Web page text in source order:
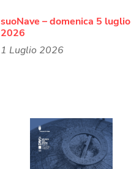
suoNave – domenica 5 luglio
2026
1 Luglio 2026